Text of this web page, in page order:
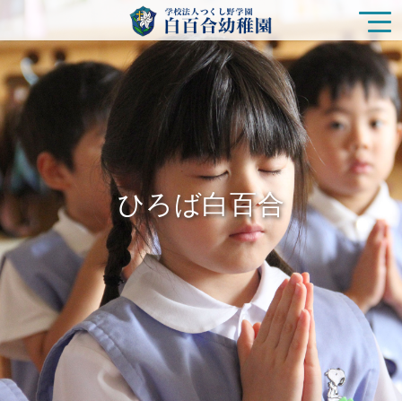
園の特色
白百合幼稚園の生活
ひろば白百合
入園をご検討の方
未就園児クラス
在園の皆様
新着情報
ひろば白百合